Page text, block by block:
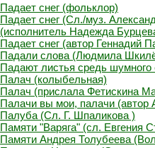
Падает снег (фольклор)
Падает снег (Сл./муз.
(исполнитель Надежда
Падает снег (автор Геннадий
Падали слова (Людмила
Падают листья средь шумного
Палач (колыбельная)
Палач (прислала Фетискина
Палачи вы мои, палачи (автор
Палуба (Сл. Г. Шпаликова )
Памяти "Варяга" (сл. Евгения
Памяти Андрея Толубеева